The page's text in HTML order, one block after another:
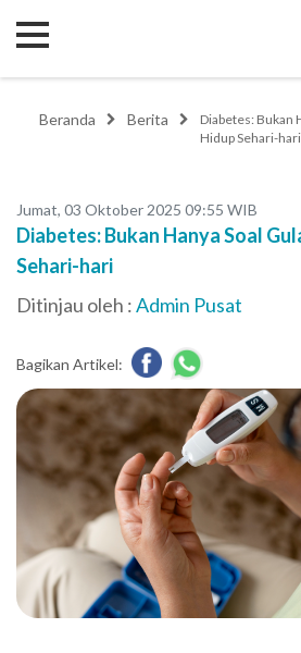
Beranda Berita
Diabetes: Bukan
Hidup Sehari-hari
Jumat, 03 Oktober 2025 09:55 WIB
Diabetes: Bukan Hanya Soal
Sehari-hari
Ditinjau oleh :Admin Pusat
Bagikan Artikel: